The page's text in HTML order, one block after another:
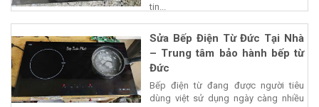
tin...
Sửa Bếp Điện Từ Đức Tại Nhà
– Trung tâm bảo hành bếp từ
Đức
Bếp điện từ đang được người tiêu
dùng việt sử dụng ngày càng nhiều